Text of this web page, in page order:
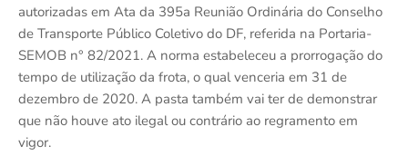
autorizadas em Ata da 395a Reunião Ordinária do Conselho
de Transporte Público Coletivo do DF, referida na Portaria-
SEMOB n° 82/2021. A norma estabeleceu a prorrogação do
tempo de utilização da frota, o qual venceria em 31 de
dezembro de 2020. A pasta também vai ter de demonstrar
que não houve ato ilegal ou contrário ao regramento em
vigor.